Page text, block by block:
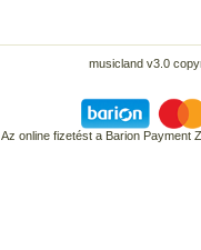
musicland v3.0
Az online fizetést a Barion Payment